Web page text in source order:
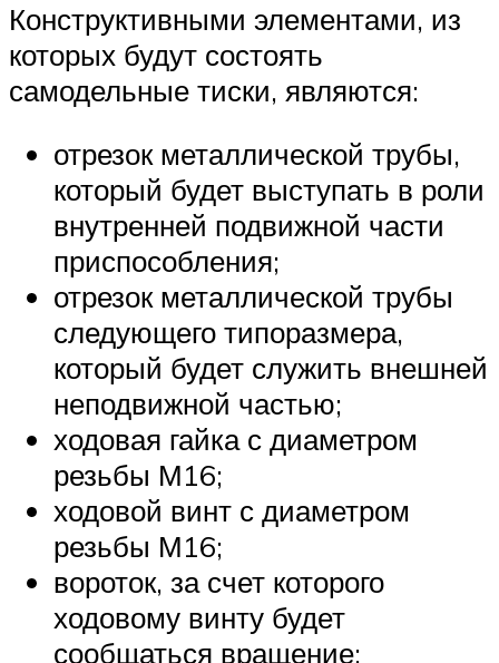
Конструктивными элементами, из
которых будут состоять
самодельные тиски, являются:
отрезок металлической трубы,
который будет выступать в роли
внутренней подвижной части
приспособления;
отрезок металлической трубы
следующего типоразмера,
который будет служить внешней
неподвижной частью;
ходовая гайка с диаметром
резьбы М16;
ходовой винт с диаметром
резьбы М16;
вороток, за счет которого
ходовому винту будет
сообщаться вращение;